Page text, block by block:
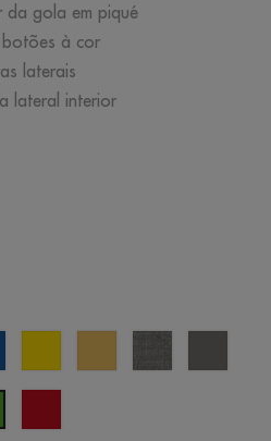
da gola em piqué
botões à cor
laterais
lateral interior
pastos